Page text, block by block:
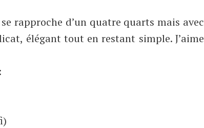
rapproche d’un quatre quarts mais avec
élégant tout en restant simple. J’aime